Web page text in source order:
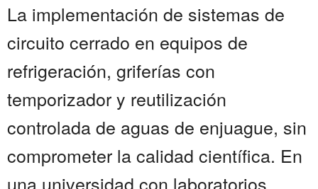
La implementación de sistemas de
circuito cerrado en equipos de
refrigeración, griferías con
temporizador y reutilización
controlada de aguas de enjuague, sin
comprometer la calidad científica. En
una universidad con laboratorios